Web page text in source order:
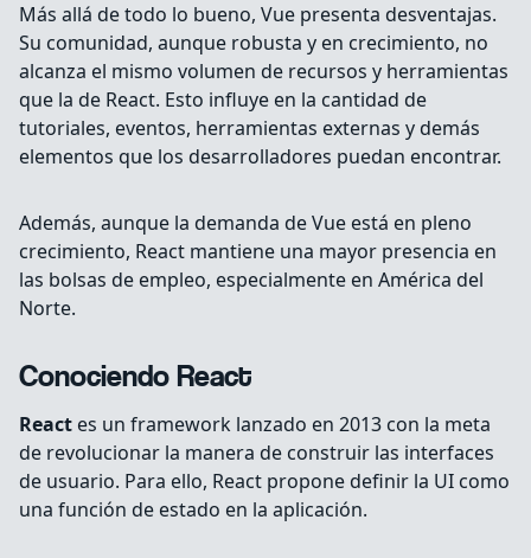
Más allá de todo lo bueno, Vue presenta desventajas.
Su comunidad, aunque robusta y en crecimiento, no
alcanza el mismo volumen de recursos y herramientas
que la de React. Esto influye en la cantidad de
tutoriales, eventos, herramientas externas y demás
elementos que los desarrolladores puedan encontrar.
Además, aunque la demanda de Vue está en pleno
crecimiento, React mantiene una mayor presencia en
las bolsas de empleo, especialmente en América del
Norte.
Conociendo React
React es un framework lanzado en 2013 con la meta
de revolucionar la manera de construir las interfaces
de usuario. Para ello, React propone definir la UI como
una función de estado en la aplicación.